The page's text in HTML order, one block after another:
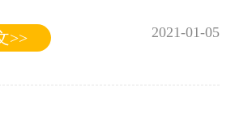
>> 2021-01-05